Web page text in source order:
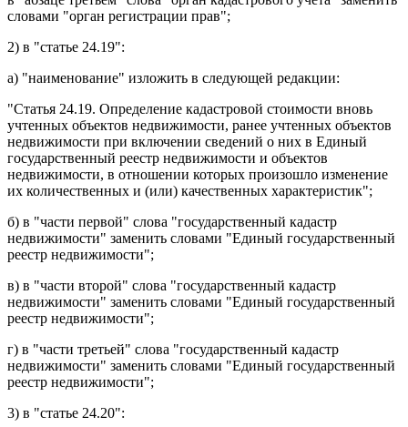
словами "орган регистрации прав";
2) в
статье 24.19 :
а)
наименование
изложить в следующей редакции:
"Статья 24.19. Определение кадастровой стоимости вновь
учтенных объектов недвижимости, ранее учтенных объектов
недвижимости при включении сведений о них в Единый
государственный реестр недвижимости и объектов
недвижимости, в отношении которых произошло изменение
их количественных и (или) качественных характеристик";
б) в
части первой
слова "государственный кадастр
недвижимости" заменить словами "Единый государственный
реестр недвижимости";
в) в
части второй
слова "государственный кадастр
недвижимости" заменить словами "Единый государственный
реестр недвижимости";
г) в
части третьей
слова "государственный кадастр
недвижимости" заменить словами "Единый государственный
реестр недвижимости";
3) в
статье 24.20 :